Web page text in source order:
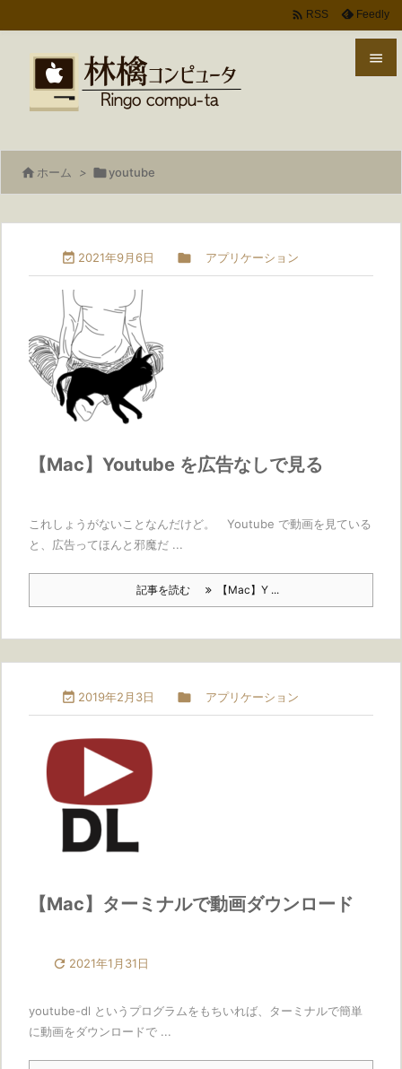


 RSS Feedly
 ホーム > youtube
 2021年9月6日  アプリケーション
【Mac】Youtube を広告なしで見る
これしょうがないことなんだけど。 Youtube で動画を見ている
と、広告ってほんと邪魔だ ...
記事を読む 【Mac】Y ...
 2019年2月3日  アプリケーション
【Mac】ターミナルで動画ダウンロード
 2021年1月31日
youtube-dl というプログラムをもちいれば、ターミナルで簡単
に動画をダウンロードで ...